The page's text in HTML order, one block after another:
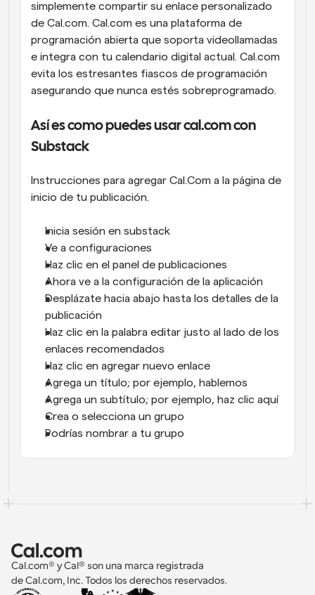
simplemente compartir su enlace personalizado
de Cal.com. Cal.com es una plataforma de
programación abierta que soporta videollamadas
e integra con tu calendario digital actual. Cal.com
evita los estresantes fiascos de programación
asegurando que nunca estés sobreprogramado.
Así es como puedes usar cal.com con
Substack
Instrucciones para agregar Cal.Com a la página de
inicio de tu publicación.
Inicia sesión en substack
Ve a configuraciones
Haz clic en el panel de publicaciones
Ahora ve a la configuración de la aplicación
Desplázate hacia abajo hasta los detalles de la
publicación
Haz clic en la palabra editar justo al lado de los
enlaces recomendados
Haz clic en agregar nuevo enlace
Agrega un título; por ejemplo, hablemos
Agrega un subtítulo; por ejemplo, haz clic aquí
Crea o selecciona un grupo
Podrías nombrar a tu grupo
Cal.com® y Cal® son una marca registrada
de Cal.com, Inc. Todos los derechos reservados.